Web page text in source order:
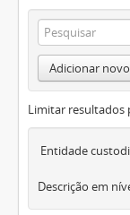
Adicionar
Limitar resultados
Entidade